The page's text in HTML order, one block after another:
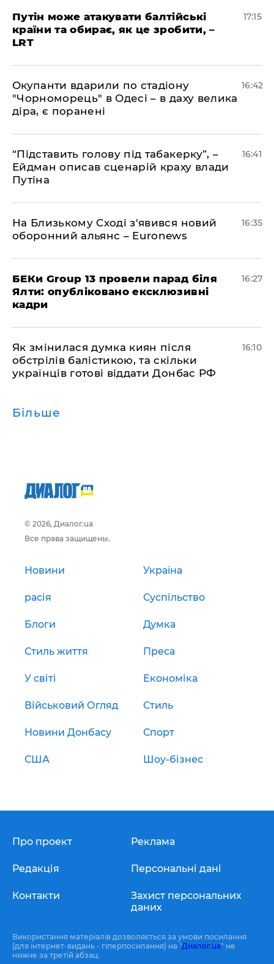
​Путін може атакувати балтійські
країни та обирає, як це зробити, –
LRT
17:15
​Окупанти вдарили по стадіону
"Чорноморець" в Одесі – в даху велика
діра, є поранені
16:42
​“Підставить голову під табакерку”, –
Ейдман описав сценарій краху влади
Путіна
16:41
На Близькому Сході з'явився новий
оборонний альянс – Euronews
16:35
БЕКи Group 13 провели парад біля
Ялти: опубліковано ексклюзивні
кадри
16:27
Як змінилася думка киян після
обстрілів балістикою, та скільки
українців готові віддати Донбас РФ
16:10
Більше
© 2026, Диалог.ua
Все права защищены.
Новини Україна
расія Суспільство
Блоги Думка
Стиль життя Преса
У світі Економіка
Військовий Огляд Стиль
Новини Донбасу Спорт
США Шоу-бізнес
Про проект
Редакція
Контакти
Реклама
Персональні дані
Захист персональних
даних
Використання матеріалів дозволяється за умови посилання
(для інтернет-видань - гіперпосилання) на "Диалог.ua" не
нижче за третій абзац.